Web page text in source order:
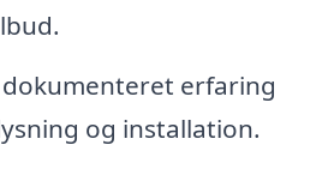
dokumenteret erfaring
og installation.